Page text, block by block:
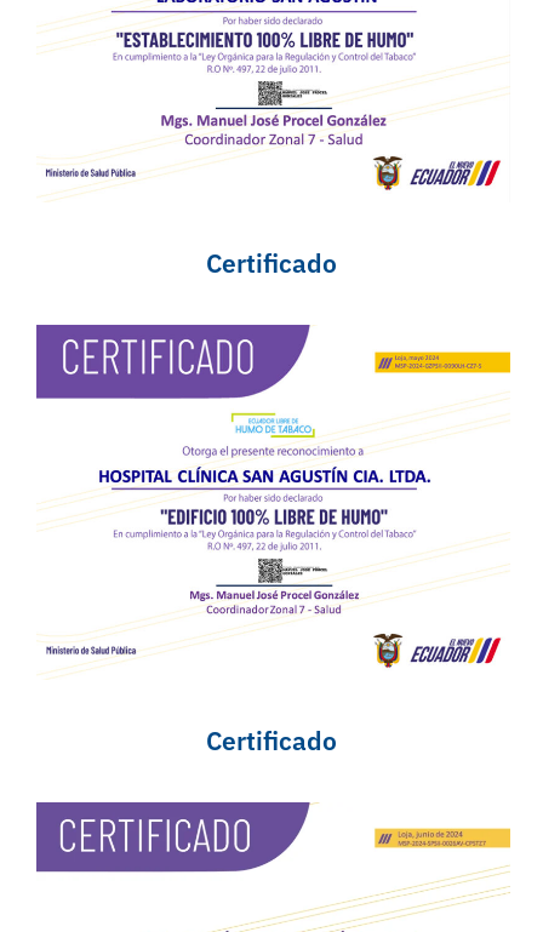
Certificado
Certificado